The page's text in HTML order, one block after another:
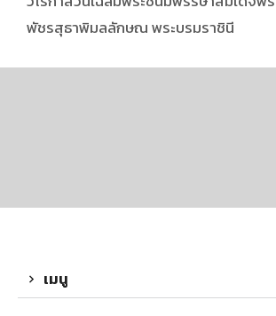
พัชรสุธาพิมลลักษณ พระบรมราชินี
เมนู